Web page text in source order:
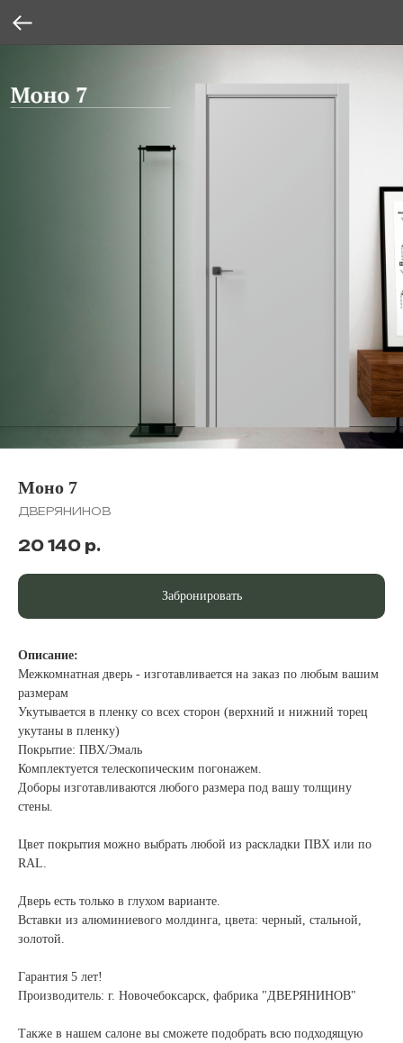
Моно 7
ДВЕРЯНИНОВ
20 140 р.
Забронировать
Описание:
Межкомнатная дверь - изготавливается на заказ по любым вашим
размерам
Укутывается в пленку со всех сторон (верхний и нижний торец
укутаны в пленку)
Покрытие: ПВХ/Эмаль
Комплектуется телескопическим погонажем.
Доборы изготавливаются любого размера под вашу толщину
стены.
Цвет покрытия можно выбрать любой из раскладки ПВХ или по
RAL.
Дверь есть только в глухом варианте.
Вставки из алюминиевого молдинга, цвета: черный, стальной,
золотой.
Гарантия 5 лет!
Производитель: г. Новочебоксарск, фабрика "ДВЕРЯНИНОВ"
Также в нашем салоне вы сможете подобрать всю подходящую